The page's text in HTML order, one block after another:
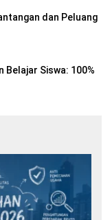
dan Peluang
Belajar Siswa: 100%